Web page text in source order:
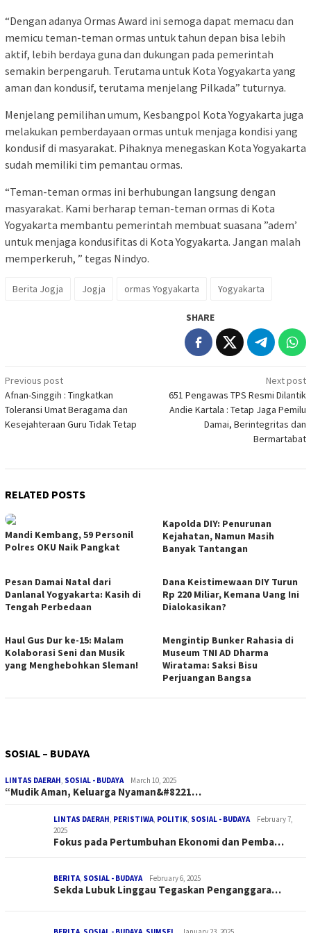
“Dengan adanya Ormas Award ini semoga dapat memacu dan
memicu teman-teman ormas untuk tahun depan bisa lebih
aktif, lebih berdaya guna dan dukungan pada pemerintah
semakin berpengaruh. Terutama untuk Kota Yogyakarta yang
aman dan kondusif, terutama menjelang Pilkada” tuturnya.
Menjelang pemilihan umum, Kesbangpol Kota Yogyakarta juga
melakukan pemberdayaan ormas untuk menjaga kondisi yang
kondusif di masyarakat. Pihaknya menegaskan Kota Yogyakarta
sudah memiliki tim pemantau ormas.
“Teman-teman ormas ini berhubungan langsung dengan
masyarakat. Kami berharap teman-teman ormas di Kota
Yogyakarta membantu pemerintah membuat suasana ”adem’
untuk menjaga kondusifitas di Kota Yogyakarta. Jangan malah
memperkeruh, ” tegas Nindyo.
Berita Jogja Jogja ormas Yogyakarta Yogyakarta
SHARE
Post
navigation
Previous post
Afnan-Singgih : Tingkatkan
Toleransi Umat Beragama dan
Kesejahteraan Guru Tidak Tetap
Next post
651 Pengawas TPS Resmi Dilantik
Andie Kartala : Tetap Jaga Pemilu
Damai, Berintegritas dan
Bermartabat
RELATED POSTS
Mandi Kembang, 59 Personil
Polres OKU Naik Pangkat
Kapolda DIY: Penurunan
Kejahatan, Namun Masih
Banyak Tantangan
Pesan Damai Natal dari
Danlanal Yogyakarta: Kasih di
Tengah Perbedaan
Dana Keistimewaan DIY Turun
Rp 220 Miliar, Kemana Uang Ini
Dialokasikan?
Haul Gus Dur ke-15: Malam
Kolaborasi Seni dan Musik
yang Menghebohkan Sleman!
Mengintip Bunker Rahasia di
Museum TNI AD Dharma
Wiratama: Saksi Bisu
Perjuangan Bangsa
SOSIAL – BUDAYA
LINTAS DAERAH, SOSIAL - BUDAYA March 10, 2025
“Mudik Aman, Keluarga Nyaman&#8221…
LINTAS DAERAH, PERISTIWA, POLITIK, SOSIAL - BUDAYA
February 7,
2025
Fokus pada Pertumbuhan Ekonomi dan Pemba…
BERITA, SOSIAL - BUDAYA February 6, 2025
Sekda Lubuk Linggau Tegaskan Penganggara…